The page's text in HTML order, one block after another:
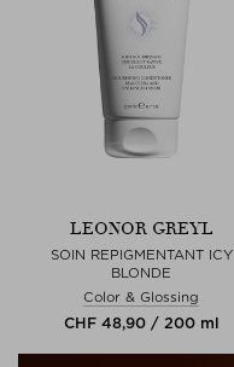
LEONOR GREYL
SOIN REPIGMENTANT ICY
BLONDE
Color & Glossing
CHF 48,90 / 200 ml